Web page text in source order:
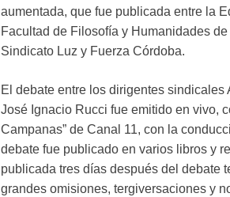
aumentada, que fue publicada entre la
Facultad de Filosofía y Humanidades de
Sindicato Luz y Fuerza Córdoba.
El debate entre los dirigentes sindicales
José Ignacio Rucci fue emitido en vivo,
Campanas” de Canal 11, con la
debate fue publicado en varios libros y
publicada tres días después del debate
grandes omisiones, tergiversaciones y